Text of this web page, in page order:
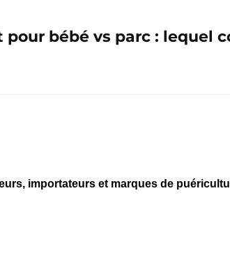
pour bébé vs parc : lequel
importateurs et marques de